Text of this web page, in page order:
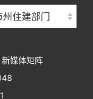
州住建部门
新媒体矩阵